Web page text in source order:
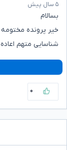
۵ سال پیش
بسالام
خیر پرونده
شناسایی متهم
۰